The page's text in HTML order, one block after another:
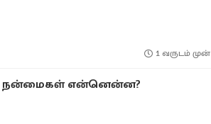
1 வருடம் முன்
நன்மைகள் என்னென்ன?